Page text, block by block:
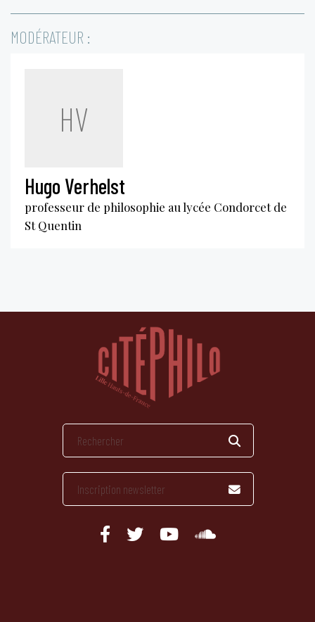
MODÉRATEUR :
HV
Hugo Verhelst
professeur de philosophie au lycée Condorcet de
St Quentin